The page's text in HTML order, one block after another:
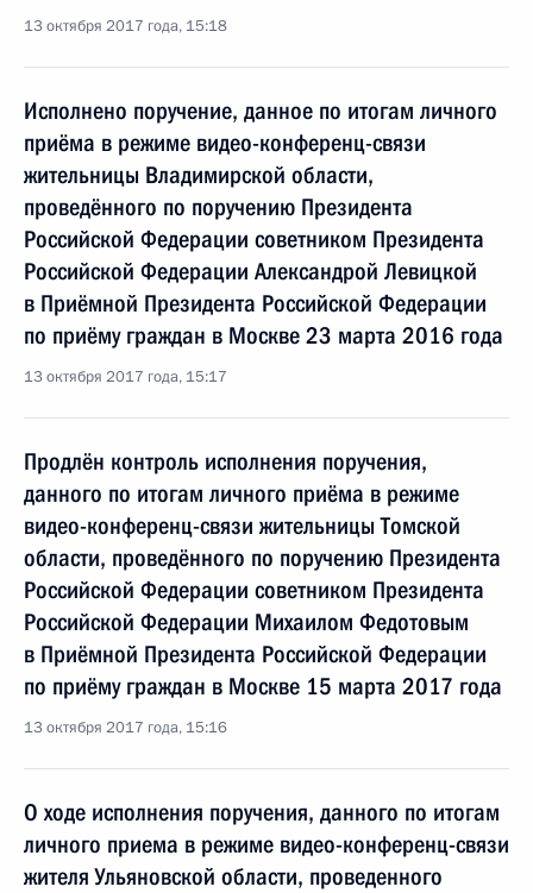
13 октября 2017 года, 15:18
Исполнено поручение, данное по итогам личного
приёма в режиме видео-конференц-связи
жительницы Владимирской области,
проведённого по поручению Президента
Российской Федерации советником Президента
Российской Федерации Александрой Левицкой
в Приёмной Президента Российской Федерации
по приёму граждан в Москве 23 марта 2016 года
13 октября 2017 года, 15:17
Продлён контроль исполнения поручения,
данного по итогам личного приёма в режиме
видео-конференц-связи жительницы Томской
области, проведённого по поручению Президента
Российской Федерации советником Президента
Российской Федерации Михаилом Федотовым
в Приёмной Президента Российской Федерации
по приёму граждан в Москве 15 марта 2017 года
13 октября 2017 года, 15:16
О ходе исполнения поручения, данного по итогам
личного приема в режиме видео-конференц-связи
жителя Ульяновской области, проведенного